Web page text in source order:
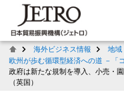
海外ビジネス情報 地域
欧州が歩む循環型経済への道 －「
政府は新たな規制を導入、小売・
（英国）